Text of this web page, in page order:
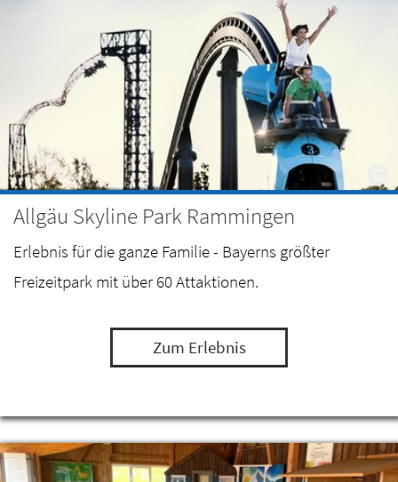
Allgäu Skyline Park Rammingen
Erlebnis für die ganze Familie - Bayerns größter
Freizeitpark mit über 60 Attaktionen.
Zum Erlebnis